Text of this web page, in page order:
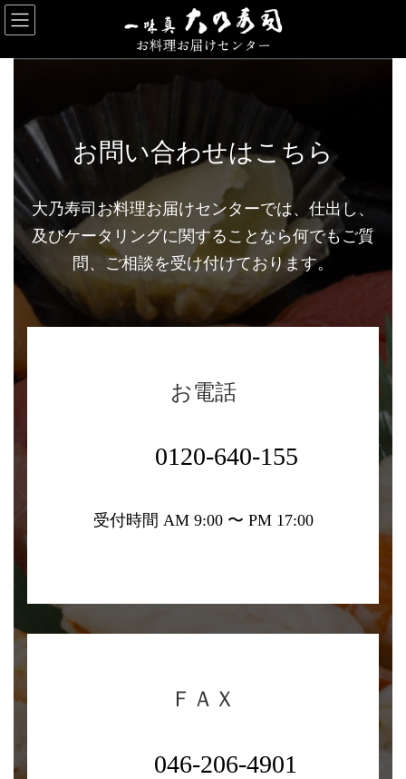
コ
ン
テ
ン
ナ
ビ
ゲ
ー
お問い合わせはこちら
大乃寿司お料理お届けセンターでは、仕出し、
及びケータリングに関することなら何でもご質
問、ご相談を受け付けております。
お電話
0120-640-155
受付時間 AM 9:00 〜 PM 17:00
ＦＡＸ
046-206-4901